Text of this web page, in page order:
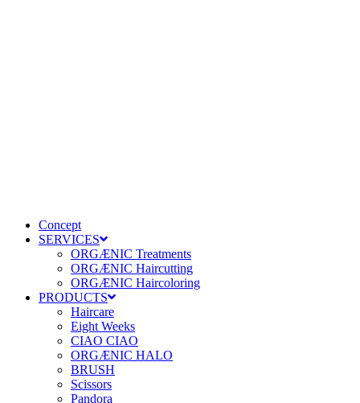
Concept
SERVICES
ORGÆNIC Treatments
ORGÆNIC Haircutting
ORGÆNIC Haircoloring
PRODUCTS
Haircare
Eight Weeks
CIAO CIAO
ORGÆNIC HALO
BRUSH
Scissors
Pandora